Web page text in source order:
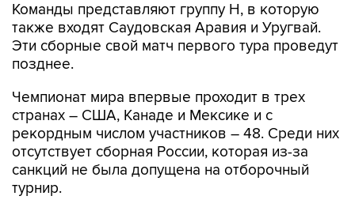
Команды представляют группу H, в которую
также входят Саудовская Аравия и Уругвай.
Эти сборные свой матч первого тура проведут
позднее.
Чемпионат мира впервые проходит в трех
странах – США, Канаде и Мексике и с
рекордным числом участников – 48. Среди них
отсутствует сборная России, которая из-за
санкций не была допущена на отборочный
турнир.